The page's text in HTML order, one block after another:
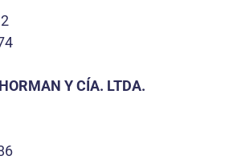
Y CÍA. LTDA.